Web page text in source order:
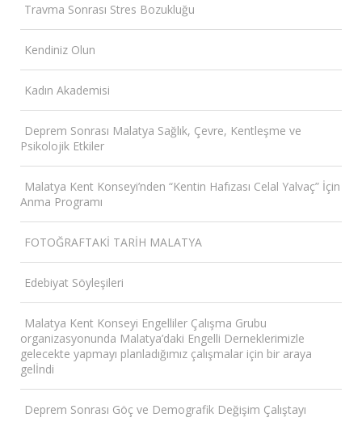
Travma Sonrası Stres Bozukluğu
Kendiniz Olun
Kadın Akademisi
Deprem Sonrası Malatya Sağlık, Çevre, Kentleşme ve
Psikolojik Etkiler
Malatya Kent Konseyi’nden “Kentin Hafızası Celal Yalvaç” İçin
Anma Programı
FOTOĞRAFTAKİ TARİH MALATYA
Edebiyat Söyleşileri
Malatya Kent Konseyi Engelliler Çalışma Grubu
organizasyonunda Malatya’daki Engelli Derneklerimizle
gelecekte yapmayı planladığımız çalışmalar için bir araya
gelİndi
Deprem Sonrası Göç ve Demografik Değişim Çalıştayı